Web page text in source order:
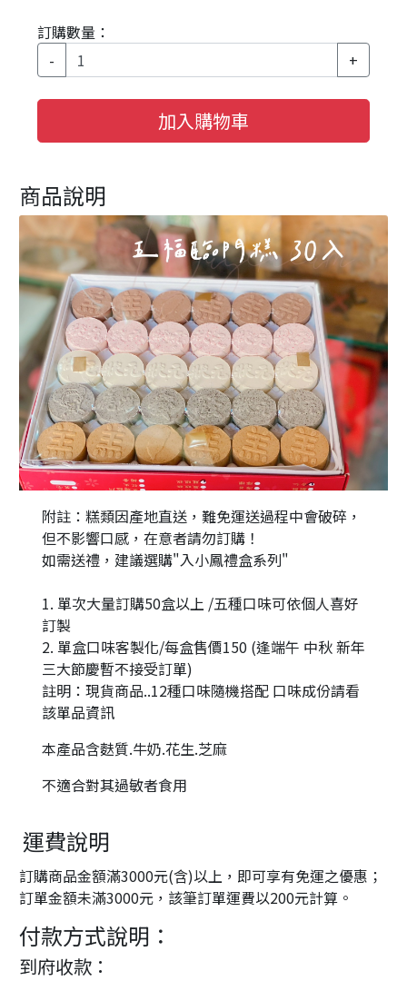
訂購數量：
-
+
加入購物車
商品說明
附註：糕類因產地直送，難免運送過程中會破碎，
但不影響口感，在意者請勿訂購！
如需送禮，建議選購"入小鳳禮盒系列"
1. 單次大量訂購50盒以上 /五種口味可依個人喜好
訂製
2. 單盒口味客製化/每盒售價150 (逢端午 中秋 新年
三大節慶暫不接受訂單)
註明：現貨商品..12種口味隨機搭配 口味成份請看
該單品資訊
本產品含麩質.牛奶.花生.芝麻
不適合對其過敏者食用
運費說明
訂購商品金額滿3000元(含)以上，即可享有免運之優惠；
訂單金額未滿3000元，該筆訂單運費以200元計算。
付款方式說明：
到府收款：